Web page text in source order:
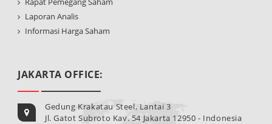
Laporan Analis
Informasi Harga Saham
JAKARTA OFFICE:
Gedung Krakatau Steel, Lantai 3
Jl. Gatot Subroto Kav. 54 Jakarta 12950 - Indonesia